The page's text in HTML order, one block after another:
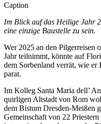
Caption
Im Blick auf das Heilige Jahr
eine einzige Baustelle zu sein.
Wer 2025 an den Pilgerreisen
Jahr teilnimmt, könnte auf
dem Sorbenland verrät, wie
parat.
Im Kolleg Santa Maria dell’
quirligen Altstadt von Rom
dem Bistum Dresden-Meißen
Gemeinschaft von 22